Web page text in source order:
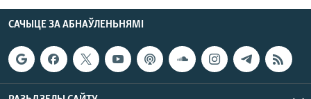
САЧЫЦЕ ЗА АБНАЎЛЕНЬНЯМІ